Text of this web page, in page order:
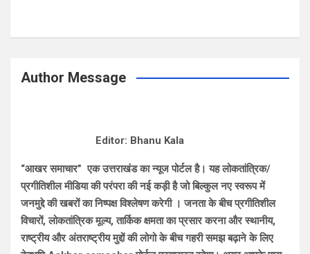
Author Message
Editor: Bhanu Kala
“आखर समाचार” एक उत्तराखंड का न्यूज पोर्टल है। यह लोकतांत्रिक/
प्रगीतिशील मीडिया की परंपरा की नई कड़ी है जो बिल्कुल नए स्वरूप में
जनमुद्दे की खबरों का निष्पक्ष विश्लेषण करेगी । जनता के बीच प्रगीतिशील
विचारों, लोकतांत्रिक मूल्य, तार्किक क्षमता का प्रसार करना और स्थानीय,
राष्ट्रीय और अंतराष्ट्रीय मुद्दों की लोगो के बीच गहरी समझ बढ़ाने के लिए